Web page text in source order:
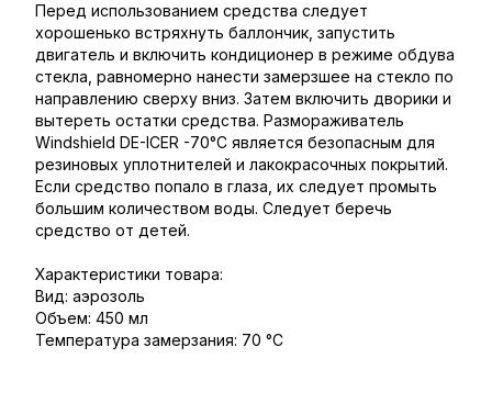
Перед использованием средства следует
хорошенько встряхнуть баллончик, запустить
двигатель и включить кондиционер в режиме обдува
стекла, равномерно нанести замерзшее на стекло по
направлению сверху вниз. Затем включить дворики и
вытереть остатки средства. Размораживатель
Windshield DE-ICER -70°C является безопасным для
резиновых уплотнителей и лакокрасочных покрытий.
Если средство попало в глаза, их следует промыть
большим количеством воды. Следует беречь
средство от детей.
Характеристики товара:
Вид: аэрозоль
Объем: 450 мл
Температура замерзания: 70 °C